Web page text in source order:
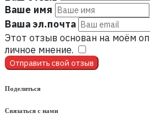
Ваше имя
Ваша эл.почта
Этот отзыв основан на моём
личное мнение.
Отправить свой отзыв
Поделиться
Связаться с нами